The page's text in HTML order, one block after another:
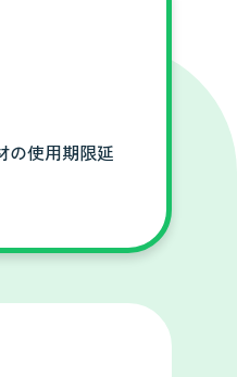
の使用期限延